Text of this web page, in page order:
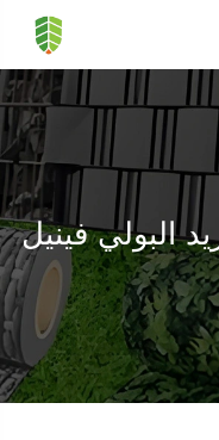
البولي فينيل